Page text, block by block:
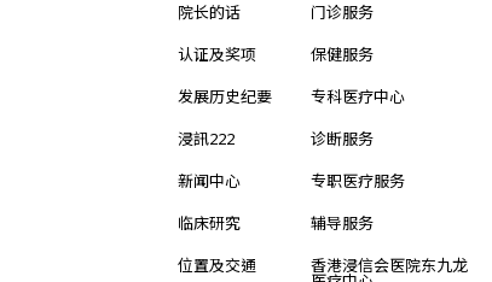
院长的话
认证及奖项
发展历史纪要
浸訊222
新闻中心
临床研究
位置及交通
门诊服务
保健服务
专科医疗中心
诊断服务
专职医疗服务
辅导服务
香港浸信会医院东九龙